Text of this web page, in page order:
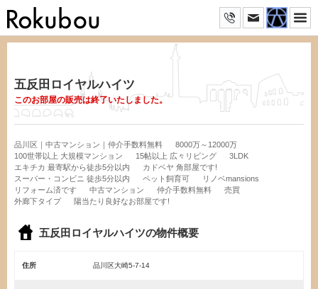
五反田ロイヤルハイツ
このお部屋の販売は終了いたしました。
品川区｜中古マンション｜仲介手数料無料
8000万～12000万
100世帯以上 大規模マンション
15帖以上 広々リビング
3LDK
エキチカ 最寄駅から徒歩5分以内
カドベヤ 角部屋です!
スーパー・コンビニ 徒歩5分以内
ペット飼育可
リノベmansions
リフォーム済です
中古マンション 仲介手数料無料
売買
外廊下タイプ
陽当たり良好なお部屋です!
五反田ロイヤルハイツの物件概要
住所 品川区大崎5-7-14